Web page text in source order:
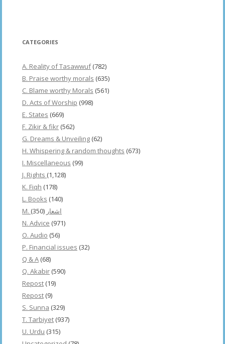
CATEGORIES
A. Reality of Tasawwuf(782)
B. Praise worthy morals (635)
C. Blame worthy Morals (561)
D. Acts of Worship (998)
E. States (669)
F. Zikir & fikr (562)
G. Dreams & Unveiling (62)
H. Whispering & random thoughts (673)
I. Miscellaneous (99)
J. Rights (1,128)
K. Fiqh (178)
L. Books (140)
M. اشعار (350)
N. Advice (971)
O. Audio (56)
P. Financial issues (32)
Q & A (68)
Q. Akabir (590)
Repost (19)
Repost (9)
S. Sunna (329)
T. Tarbiyet (937)
U. Urdu (315)